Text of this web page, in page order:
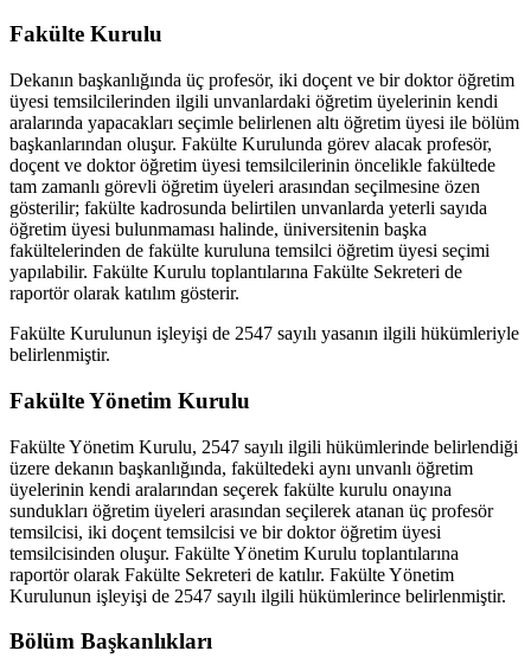
Fakülte Kurulu
Dekanın başkanlığında üç profesör, iki doçent ve bir doktor öğretim
üyesi temsilcilerinden ilgili unvanlardaki öğretim üyelerinin kendi
aralarında yapacakları seçimle belirlenen altı öğretim üyesi ile bölüm
başkanlarından oluşur. Fakülte Kurulunda görev alacak profesör,
doçent ve doktor öğretim üyesi temsilcilerinin öncelikle fakültede
tam zamanlı görevli öğretim üyeleri arasından seçilmesine özen
gösterilir; fakülte kadrosunda belirtilen unvanlarda yeterli sayıda
öğretim üyesi bulunmaması halinde, üniversitenin başka
fakültelerinden de fakülte kuruluna temsilci öğretim üyesi seçimi
yapılabilir. Fakülte Kurulu toplantılarına Fakülte Sekreteri de
raportör olarak katılım gösterir.
Fakülte Kurulunun işleyişi de 2547 sayılı yasanın ilgili hükümleriyle
belirlenmiştir.
Fakülte Yönetim Kurulu
Fakülte Yönetim Kurulu, 2547 sayılı ilgili hükümlerinde belirlendiği
üzere dekanın başkanlığında, fakültedeki aynı unvanlı öğretim
üyelerinin kendi aralarından seçerek fakülte kurulu onayına
sundukları öğretim üyeleri arasından seçilerek atanan üç profesör
temsilcisi, iki doçent temsilcisi ve bir doktor öğretim üyesi
temsilcisinden oluşur. Fakülte Yönetim Kurulu toplantılarına
raportör olarak Fakülte Sekreteri de katılır. Fakülte Yönetim
Kurulunun işleyişi de 2547 sayılı ilgili hükümlerince belirlenmiştir.
Bölüm Başkanlıkları